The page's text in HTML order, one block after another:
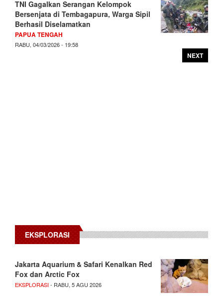
TNI Gagalkan Serangan Kelompok
Bersenjata di Tembagapura, Warga Sipil
Berhasil Diselamatkan
PAPUA TENGAH
RABU, 04/03/2026 - 19:58
NEXT
EKSPLORASI
Jakarta Aquarium & Safari Kenalkan Red
Fox dan Arctic Fox
EKSPLORASI- RABU, 5 AGU 2026